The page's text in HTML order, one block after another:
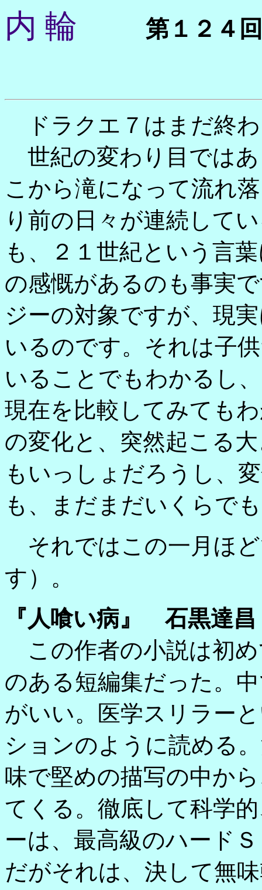
内 輪 第１２４回
ドラクエ７はまだ終
世紀の変わり目では
こから滝になって流れ
り前の日々が連続して
も、２１世紀という言
の感慨があるのも事実
ジーの対象ですが、現
いるのです。それは子
いることでもわかるし
現在を比較してみても
の変化と、突然起こる
もいっしょだろうし、
も、まだまだいくらで
それではこの一月ほ
す）。
『人喰い病』 石黒達昌
この作者の小説は初
のある短編集だった。
がいい。医学スリラー
ションのように読める
味で堅めの描写の中か
てくる。徹底して科学
ーは、最高級のハード
だがそれは、決して無